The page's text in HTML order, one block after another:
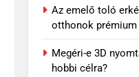
Az emelő toló
otthonok
Megéri-e 3D
hobbi célra?
1